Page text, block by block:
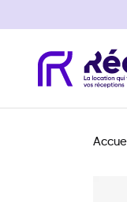
Navigation